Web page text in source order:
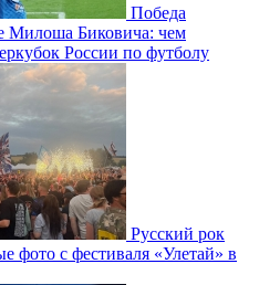
Победа
Милоша Биковича: чем
России по футболу
Русский рок
фото с фестиваля «Улетай» в